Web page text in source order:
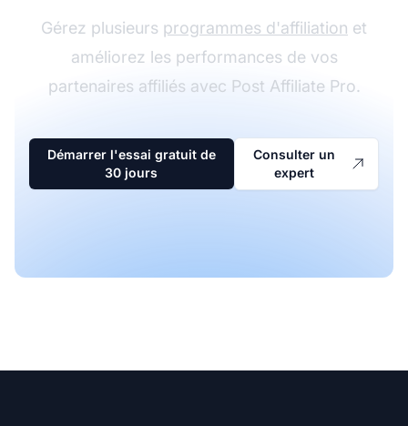
Gérez plusieurs programmes d'affiliation et
améliorez les performances de vos
partenaires affiliés avec Post Affiliate Pro.
Démarrer l'essai gratuit de
30 jours
Consulter un
expert